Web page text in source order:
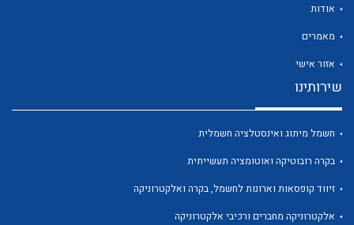
אודות
מאמרים
אזור אישי
שירותינו
חשמל מיתוג ואינסטלציה חשמלית
בקרה רובוטיקה ואוטומציה תעשייתית
זיווד קופסאות וארונות לחשמל, בקרה ואלקטרוניקה
אלקטרוניקה מחברים ורכיבי אלקטרוניקה